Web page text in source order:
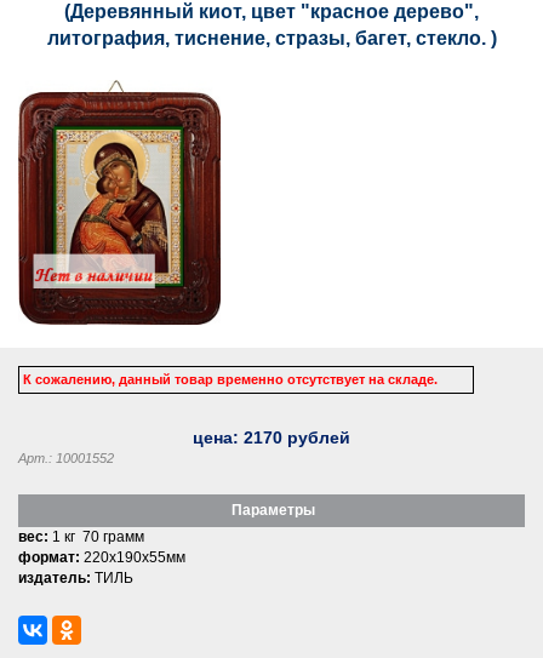
(Деревянный киот, цвет "красное дерево",
литография, тиснение, стразы, багет, стекло. )
К сожалению, данный товар временно отсутствует на складе.
цена: 2170 рублей
Арт.: 10001552
Параметры
вес: 1 кг 70 грамм
формат: 220x190x55мм
издатель: ТИЛЬ